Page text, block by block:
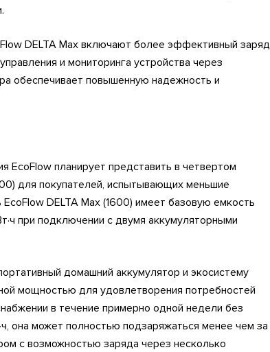
DELTA Max включают более эффективный заряд
и мониторинга устройства через
обеспечивает повышенную надежность и
EcoFlow планирует представить в четвертом
для покупателей, испытывающих меньшие
DELTA Max (1600) имеет базовую емкость
при подключении с двумя аккумуляторными
домашний аккумулятор и экосистему
мощностью для удовлетворения потребностей
в течение примерно одной недели без
она может полностью подзаряжаться менее чем за
с возможностью заряда через несколько